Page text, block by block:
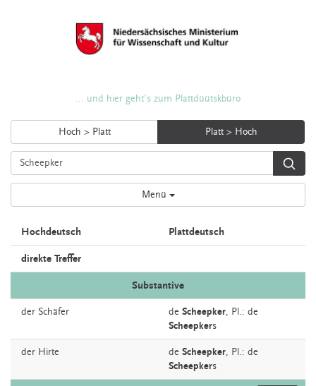
... und hier geht's zum Plattdüütskbüro
Hoch > Platt Platt > Hoch
Menü
Hochdeutsch Plattdeutsch
direkte Treffer
Substantive
der Schäfer de Scheepker, Pl.: de
Scheepkers
der Hirte de Scheepker, Pl.: de
Scheepkers